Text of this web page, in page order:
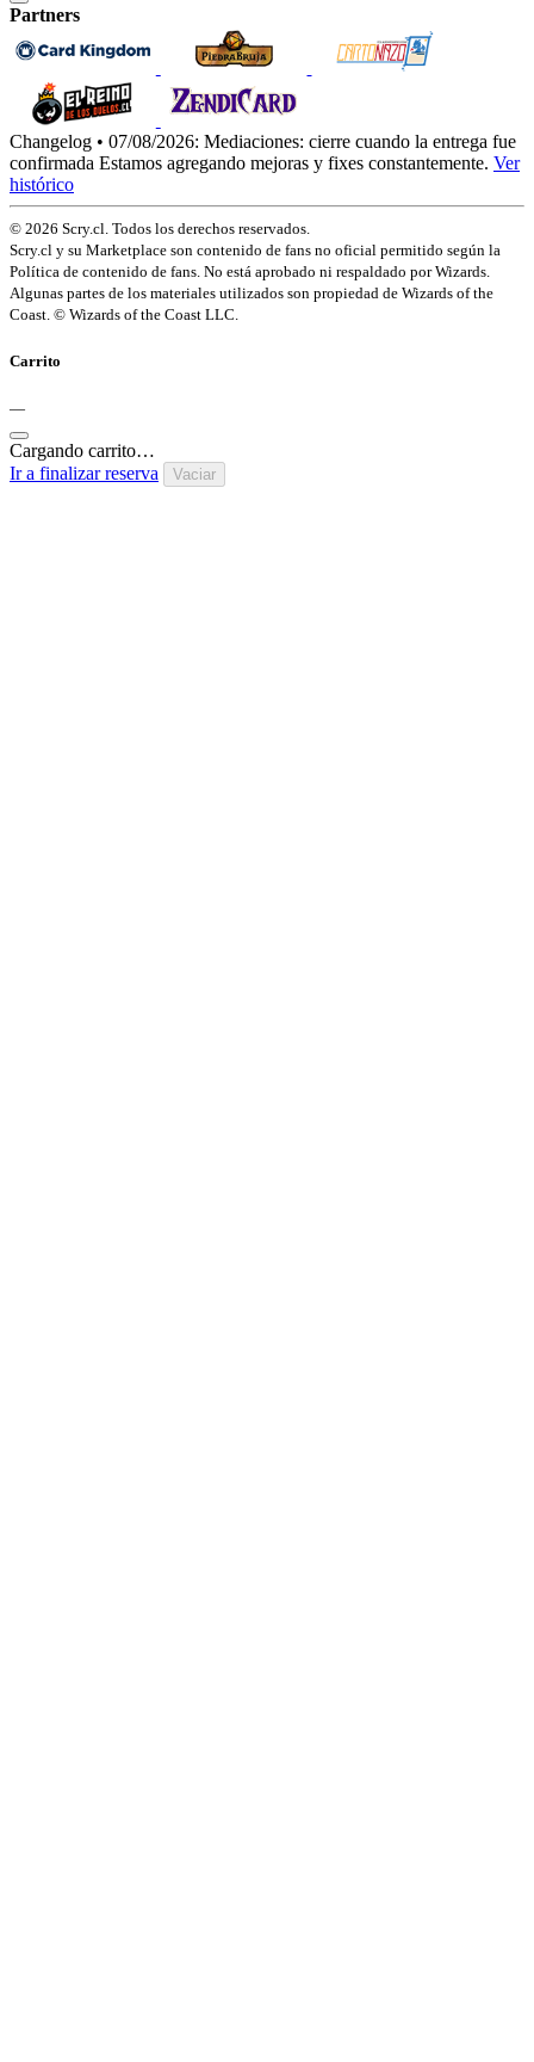
Partners
Changelog • 07/08/2026: Mediaciones: cierre cuando la entrega fue
confirmada Estamos agregando mejoras y fixes constantemente. Ver
histórico
© 2026 Scry.cl. Todos los derechos reservados.
Scry.cl y su Marketplace son contenido de fans no oficial permitido según la
Política de contenido de fans. No está aprobado ni respaldado por Wizards.
Algunas partes de los materiales utilizados son propiedad de Wizards of the
Coast. © Wizards of the Coast LLC.
Carrito
—
Cargando carrito…
Ir a finalizar reserva
Vaciar